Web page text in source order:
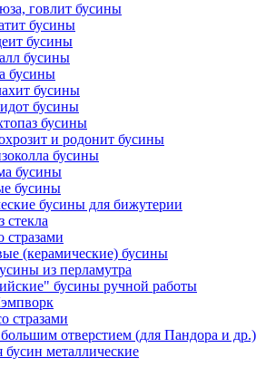
говлит бусины
бусины
бусины
бусины
бусины
бусины
бусины
бусины
и родонит бусины
бусины
бусины
бусины
бусины для бижутерии
стекла
стразами
(керамические) бусины
из перламутра
бусины ручной работы
стразами
отверстием (для Пандора и др.)
бусин металлические